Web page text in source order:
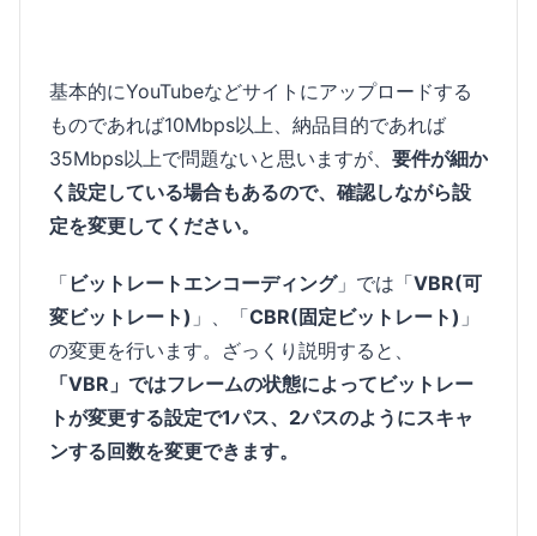
基本的にYouTubeなどサイトにアップロードする
ものであれば10Mbps以上、納品目的であれば
35Mbps以上で問題ないと思いますが、 要件が細か
く設定している場合もあるので、確認しながら設
定を変更してください。
「 ビットレートエンコーディング」では「VBR(可
変ビットレート) 」、「CBR(固定ビットレート) 」
の変更を行います。ざっくり説明すると、
「VBR」ではフレームの状態によってビットレー
トが変更する設定で1パス、2パスのようにスキャ
ンする回数を変更できます。